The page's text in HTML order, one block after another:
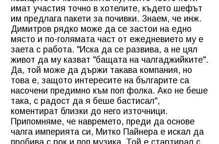
имат участия точно в хотелите, където шефът
им предлага пакети за почивки. Знаем, че инж.
Димитров рядко може да се застои на едно
място и по-голямата част от ежедневието му е
заета с работа. "Иска да се развива, а не цял
живот да му казват "бащата на чалгаджийките".
Да, той може да държи такава компания, но
това е, защото интересите на българите са
насочени предимно към поп фолка. Ако не беше
така, с радост да я беше бастисал",
коментират близки до него източници.
Припомняме, че навремето, преди да основе
чалга империята си, Митко Пайнера е искал да